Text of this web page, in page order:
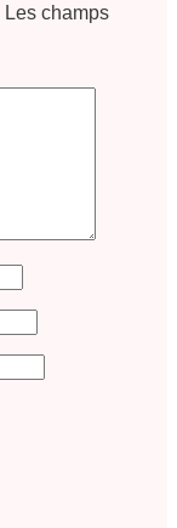
Les champs